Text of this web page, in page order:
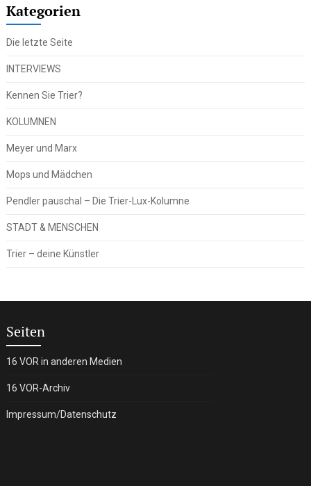
Kategorien
Die letzte Seite
INTERVIEWS
Kennen Sie Trier?
KOLUMNEN
Meyer und Marx
Mops und Mädchen
Pendler pauschal – Die Trier-Lux-Kolumne
STADT & MENSCHEN
Trier – deine Künstler
Seiten
16 VOR in anderen Medien
16 VOR-Archiv
Impressum/Datenschutz